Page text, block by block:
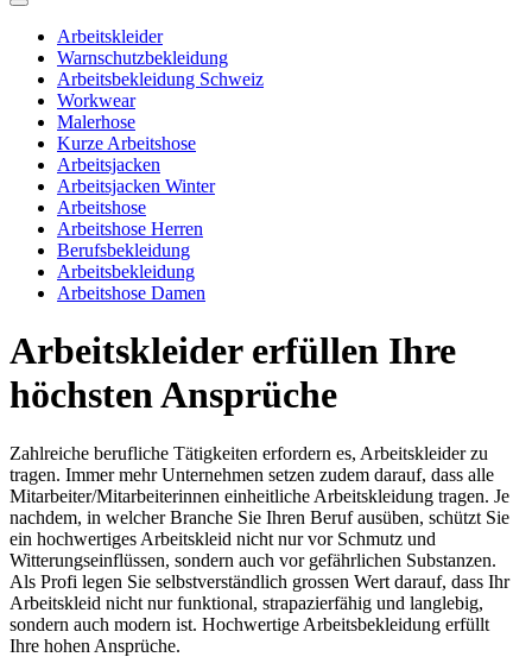
Suchfeld
ein-/ausblenden
Arbeitskleider
Warnschutzbekleidung
Arbeitsbekleidung Schweiz
Workwear
Malerhose
Kurze Arbeitshose
Arbeitsjacken
Arbeitsjacken Winter
Arbeitshose
Arbeitshose Herren
Berufsbekleidung
Arbeitsbekleidung
Arbeitshose Damen
Arbeitskleider erfüllen Ihre
höchsten Ansprüche
Zahlreiche berufliche Tätigkeiten erfordern es, Arbeitskleider zu
tragen. Immer mehr Unternehmen setzen zudem darauf, dass alle
Mitarbeiter/Mitarbeiterinnen einheitliche Arbeitskleidung tragen. Je
nachdem, in welcher Branche Sie Ihren Beruf ausüben, schützt Sie
ein hochwertiges Arbeitskleid nicht nur vor Schmutz und
Witterungseinflüssen, sondern auch vor gefährlichen Substanzen.
Als Profi legen Sie selbstverständlich grossen Wert darauf, dass Ihr
Arbeitskleid nicht nur funktional, strapazierfähig und langlebig,
sondern auch modern ist. Hochwertige Arbeitsbekleidung erfüllt
Ihre hohen Ansprüche.